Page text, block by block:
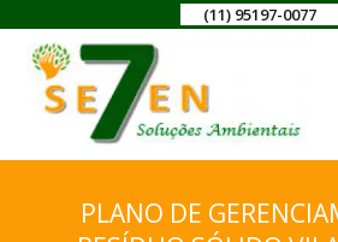
(11) 95197-0077
PLANO DE